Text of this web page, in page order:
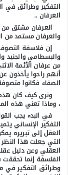
التفكير وطرائق في
العرفان ..
العرفان مشتق من
والعرفان مستمد من
إن فلاسفة
والبسطامي والجنيد
من عرفان الأئمة
أنهم راحوا يأخذون
الصفاء فكانوا
ونرى كيف كان هذه
، وماذا تعني هذه
في البدء يجب
التفكير الإنساني
العقل إلى تبريره
التي جعلت هذا
العقلي وعن دليل
الفلسفة إنما تحققت
وطرائق التفكير في